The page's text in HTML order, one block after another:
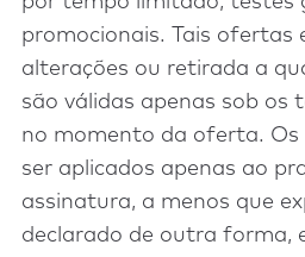
promocionais. Tais ofertas
alterações ou retirada a
são válidas apenas sob os
no momento da oferta. Os
ser aplicados apenas ao
assinatura, a menos que
declarado de outra forma,